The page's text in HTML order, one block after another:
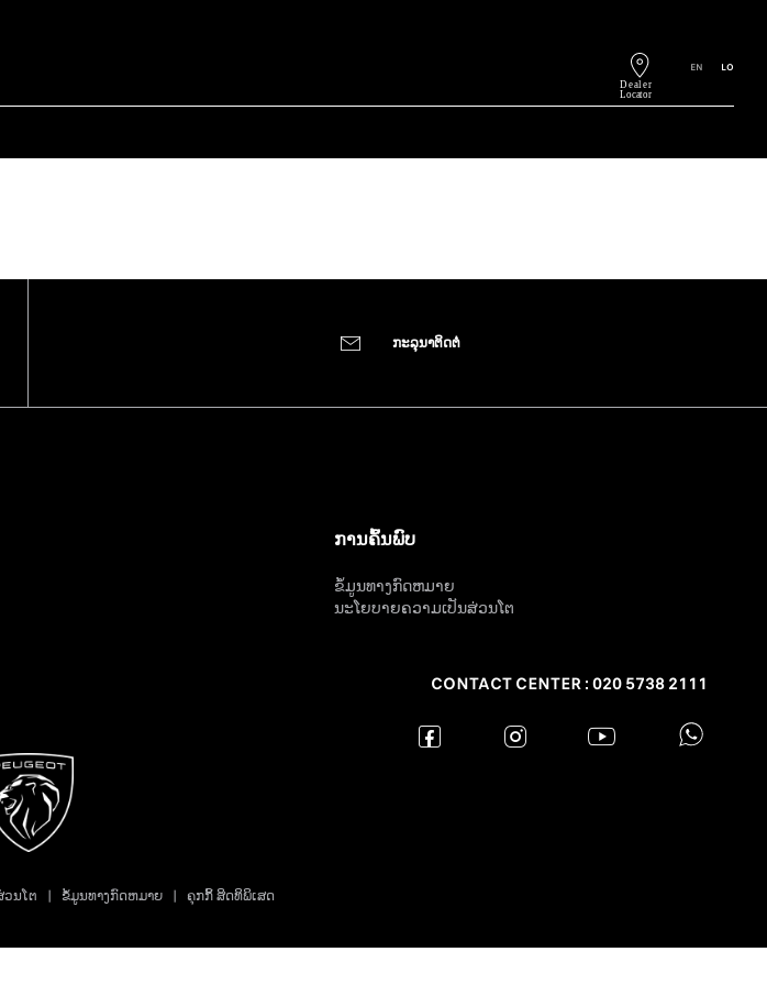
EN LO
​ກະ​ລຸ​ນາ​ຕິດ​ຕໍ່​
ການຄົ້ນພົບ
ຂໍ້ມູນທາງກົດຫມາຍ
ນະໂຍບາຍຄວາມເປັນສ່ວນໂຕ
CONTACT CENTER : 020 5738 2111
ວນໂຕ ຂໍ້ມູນທາງກົດຫມາຍ ຄຸກກິ້ ສິດທິພິເສດ